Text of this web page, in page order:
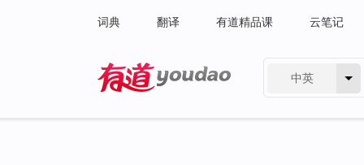
词典 翻译 有道精品课 云笔记
中英